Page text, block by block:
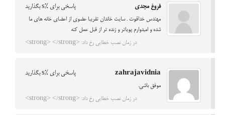
فروغ مجدی پاسخی برای %s بگذارید
مهندس خداقوت . سایت خاندان تقریبا عضوی از اعضای خانه های ما
شده و امیدوارم پویاتر و زنده تر از قبل عمل کنه
در زمان نصب خطایی رخ داد: <strong> </strong>
zahrajavidnia پاسخی برای %s بگذارید
موفق باشی.
در زمان نصب خطایی رخ داد: <strong> </strong>